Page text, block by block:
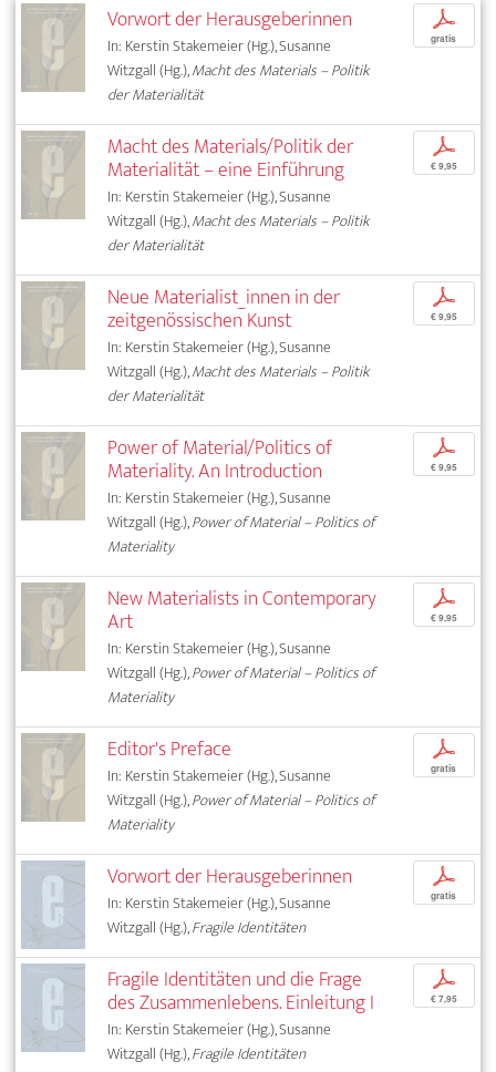
Vorwort der Herausgeberinnen
In: Kerstin Stakemeier (Hg.), Susanne
Witzgall (Hg.),Macht des Materials – Politik
der Materialität
p
gratis
Macht des Materials/Politik der
Materialität – eine Einführung
In: Kerstin Stakemeier (Hg.), Susanne
Witzgall (Hg.),Macht des Materials – Politik
der Materialität
p
€ 9,95
Neue Materialist_innen in der
zeitgenössischen Kunst
In: Kerstin Stakemeier (Hg.), Susanne
Witzgall (Hg.),Macht des Materials – Politik
der Materialität
p
€ 9,95
Power of Material/Politics of
Materiality. An Introduction
In: Kerstin Stakemeier (Hg.), Susanne
Witzgall (Hg.),Power of Material – Politics of
Materiality
p
€ 9,95
New Materialists in Contemporary
Art
In: Kerstin Stakemeier (Hg.), Susanne
Witzgall (Hg.),Power of Material – Politics of
Materiality
p
€ 9,95
Editor's Preface
In: Kerstin Stakemeier (Hg.), Susanne
Witzgall (Hg.),Power of Material – Politics of
Materiality
p
gratis
Vorwort der Herausgeberinnen
In: Kerstin Stakemeier (Hg.), Susanne
Witzgall (Hg.),Fragile Identitäten
p
gratis
Fragile Identitäten und die Frage
des Zusammenlebens. Einleitung I
In: Kerstin Stakemeier (Hg.), Susanne
Witzgall (Hg.),Fragile Identitäten
p
€ 7,95